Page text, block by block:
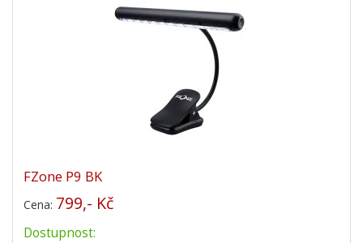
FZone P9 BK
Cena: 799,- Kč
Dostupnost: